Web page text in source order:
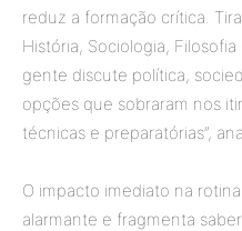
reduz a formação crítica.
História, Sociologia,
gente discute política,
opções que sobraram nos
técnicas e preparatórias”,
O impacto imediato na
alarmante e fragmenta